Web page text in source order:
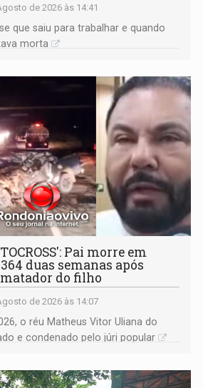
de 2026 às 14:41
que saiu para trabalhar e quando
morta
Pai morre em
duas semanas após
do filho
de 2026 às 14:07
o réu Matheus Vitor Uliana do
e condenado pelo júri popular